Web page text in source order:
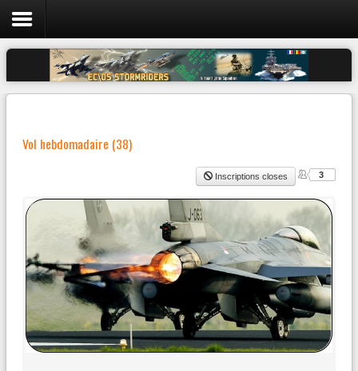
Login
Discord 05
Vol hebdomadaire (38)
Inscriptions closes 3